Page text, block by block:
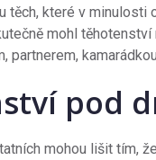
těch, které v minulosti
mohl
pod
mohou lišit tím,